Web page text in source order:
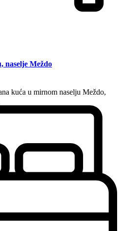
naselje Meždo
kuća u mirnom naselju Meždo,